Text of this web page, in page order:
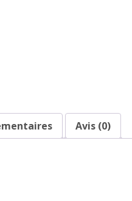
Avis (0)